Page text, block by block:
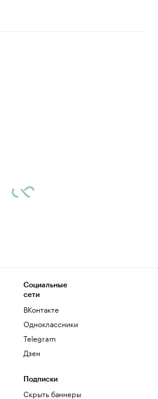
Социальные
сети
ВКонтакте
Одноклассники
Telegram
Дзен
Подписки
Скрыть баннеры